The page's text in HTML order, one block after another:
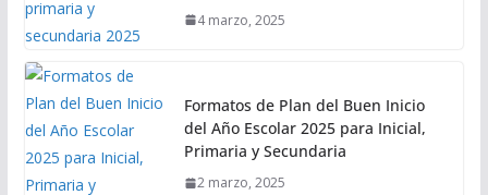
4 marzo, 2025
Formatos de Plan del Buen Inicio
del Año Escolar 2025 para Inicial,
Primaria y Secundaria
2 marzo, 2025